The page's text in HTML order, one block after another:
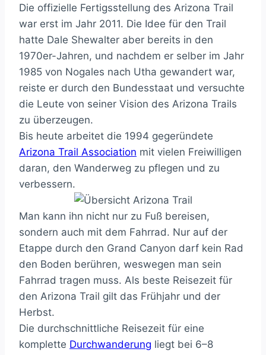
Die offizielle Fertigsstellung des Arizona Trail
war erst im Jahr 2011. Die Idee für den Trail
hatte Dale Shewalter aber bereits in den
1970er-Jahren, und nachdem er selber im Jahr
1985 von Nogales nach Utha gewandert war,
reiste er durch den Bundesstaat und versuchte
die Leute von seiner Vision des Arizona Trails
zu überzeugen.
Bis heute arbeitet die 1994 gegeründete
Arizona Trail Association mit vielen Freiwilligen
daran, den Wanderweg zu pflegen und zu
verbessern.
Man kann ihn nicht nur zu Fuß bereisen,
sondern auch mit dem Fahrrad. Nur auf der
Etappe durch den Grand Canyon darf kein Rad
den Boden berühren, weswegen man sein
Fahrrad tragen muss. Als beste Reisezeit für
den Arizona Trail gilt das Frühjahr und der
Herbst.
Die durchschnittliche Reisezeit für eine
komplette Durchwanderung liegt bei 6–8